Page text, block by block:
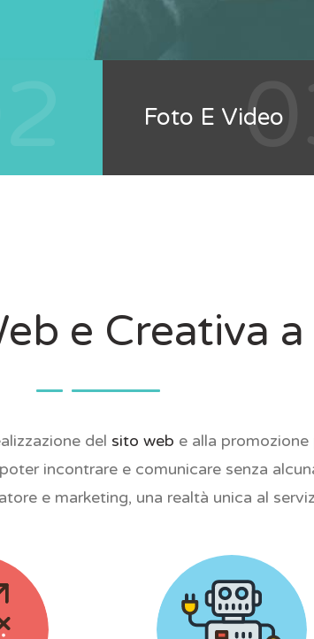
Foto E Video
03
e Creativa a
del sito web e alla
incontrare e comunicare senza
e marketing, una realtà unica al